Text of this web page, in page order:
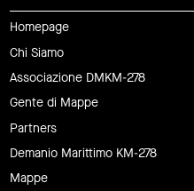
Homepage
Chi Siamo
Associazione DMKM-278
Gente di Mappe
Partners
Demanio Marittimo KM-278
Mappe